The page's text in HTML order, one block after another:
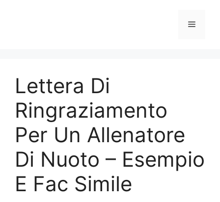
Menu
Lettera Di
Ringraziamento
Per Un Allenatore
Di Nuoto – Esempio
E Fac Simile